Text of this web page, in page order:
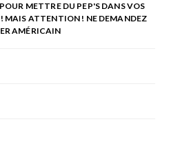
METTRE DU PEP'S DANS VOS
MAIS ATTENTION ! NE DEMANDEZ
AMÉRICAIN